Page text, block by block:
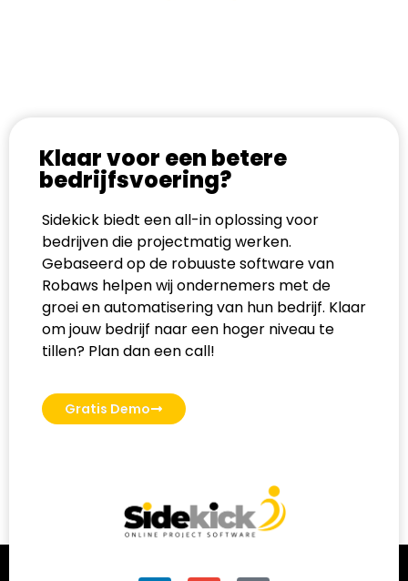
Klaar voor een betere
bedrijfsvoering?
Sidekick biedt een all-in oplossing voor
bedrijven die projectmatig werken.
Gebaseerd op de robuuste software van
Robaws helpen wij ondernemers met de
groei en automatisering van hun bedrijf. Klaar
om jouw bedrijf naar een hoger niveau te
tillen? Plan dan een call!
Gratis Demo